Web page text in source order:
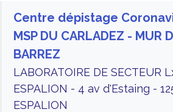
Centre dépistage
MSP DU CARLADEZ - MUR
BARREZ
LABORATOIRE DE SECTEUR
ESPALION - 4 av d'Estaing -
ESPALION